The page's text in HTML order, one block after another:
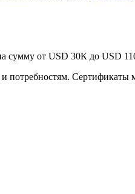
сумму от USD 30К до USD
потребностям. Сертификаты